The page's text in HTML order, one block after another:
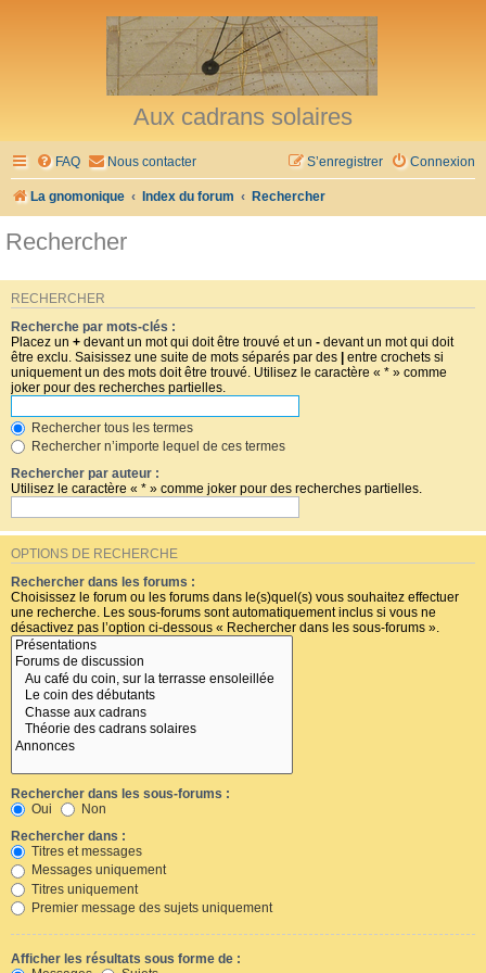
Aux cadrans solaires
FAQ Nous contacter Connexion
S’enregistrer
La gnomonique Index du forum Rechercher
Rechercher
RECHERCHER
Recherche par mots-clés :
Placez un + devant un mot qui doit être trouvé et un - devant un mot qui doit
être exclu. Saisissez une suite de mots séparés par des | entre crochets si
uniquement un des mots doit être trouvé. Utilisez le caractère « * » comme
joker pour des recherches partielles.
Rechercher tous les termes
Rechercher n’importe lequel de ces termes
Rechercher par auteur :
Utilisez le caractère « * » comme joker pour des recherches partielles.
OPTIONS DE RECHERCHE
Rechercher dans les forums :
Choisissez le forum ou les forums dans le(s)quel(s) vous souhaitez effectuer
une recherche. Les sous-forums sont automatiquement inclus si vous ne
désactivez pas l’option ci-dessous « Rechercher dans les sous-forums ».
Rechercher dans les sous-forums :
Oui
Non
Rechercher dans :
Titres et messages
Messages uniquement
Titres uniquement
Premier message des sujets uniquement
Afficher les résultats sous forme de :